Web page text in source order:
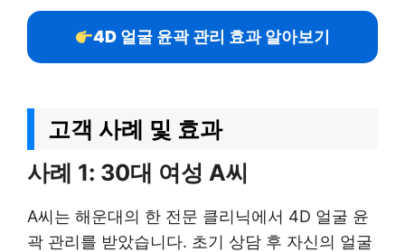
4D 얼굴 윤곽 관리 효과 알아보기
고객 사례 및 효과
사례 1: 30대 여성 A씨
A씨는 해운대의 한 전문 클리닉에서 4D 얼굴 윤
곽 관리를 받았습니다. 초기 상담 후 자신의 얼굴